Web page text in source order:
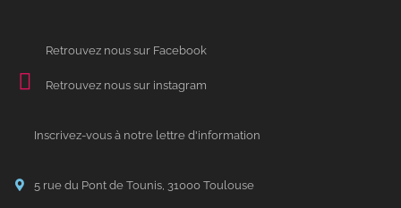
Retrouvez nous sur Facebook
Retrouvez nous sur instagram
Inscrivez-vous à notre lettre d'information
5 rue du Pont de Tounis, 31000 Toulouse